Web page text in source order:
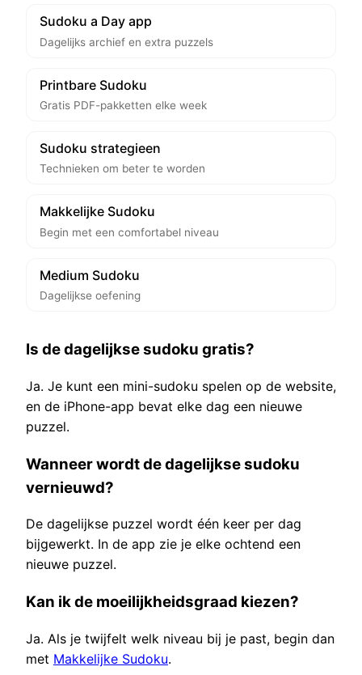
Sudoku a Day app
Dagelijks archief en extra puzzels
Printbare Sudoku
Gratis PDF-pakketten elke week
Sudoku strategieen
Technieken om beter te worden
Makkelijke Sudoku
Begin met een comfortabel niveau
Medium Sudoku
Dagelijkse oefening
Is de dagelijkse sudoku gratis?
Ja. Je kunt een mini-sudoku spelen op de website,
en de iPhone-app bevat elke dag een nieuwe
puzzel.
Wanneer wordt de dagelijkse sudoku
vernieuwd?
De dagelijkse puzzel wordt één keer per dag
bijgewerkt. In de app zie je elke ochtend een
nieuwe puzzel.
Kan ik de moeilijkheidsgraad kiezen?
Ja. Als je twijfelt welk niveau bij je past, begin dan
met Makkelijke Sudoku.